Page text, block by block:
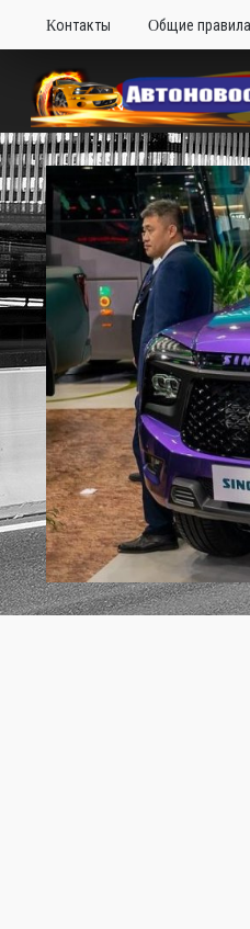
Контакты Общие правила